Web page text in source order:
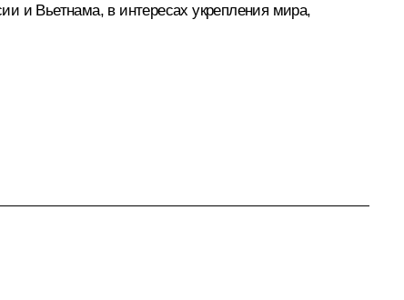
и Вьетнама, в интересах укрепления мира,